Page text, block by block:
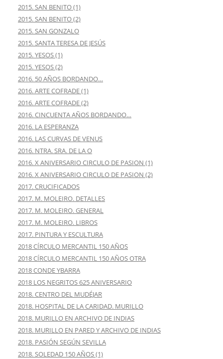
2015. SAN BENITO (1)
2015. SAN BENITO (2)
2015. SAN GONZALO
2015. SANTA TERESA DE JESÚS
2015. YESOS (1)
2015. YESOS (2)
2016. 50 AÑOS BORDANDO…
2016. ARTE COFRADE (1)
2016. ARTE COFRADE (2)
2016. CINCUENTA AÑOS BORDANDO…
2016. LA ESPERANZA
2016. LAS CURVAS DE VENUS
2016. NTRA. SRA. DE LA O
2016. X ANIVERSARIO CIRCULO DE PASION (1)
2016. X ANIVERSARIO CIRCULO DE PASION (2)
2017. CRUCIFICADOS
2017. M. MOLEIRO. DETALLES
2017. M. MOLEIRO. GENERAL
2017. M. MOLEIRO. LIBROS
2017. PINTURA Y ESCULTURA
2018 CÍRCULO MERCANTIL 150 AÑOS
2018 CÍRCULO MERCANTIL 150 AÑOS OTRA
2018 CONDE YBARRA
2018 LOS NEGRITOS 625 ANIVERSARIO
2018. CENTRO DEL MUDÉJAR
2018. HOSPITAL DE LA CARIDAD. MURILLO
2018. MURILLO EN ARCHIVO DE INDIAS
2018. MURILLO EN PARED Y ARCHIVO DE INDIAS
2018. PASIÓN SEGÚN SEVILLA
2018. SOLEDAD 150 AÑOS (1)